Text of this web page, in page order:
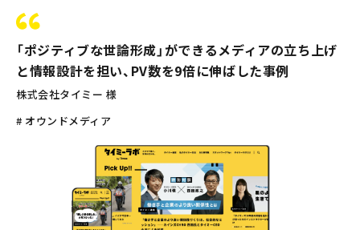
「ポジティブな世論形成」ができるメディアの立ち上げ
と情報設計を担い、PV数を9倍に伸ばした事例
株式会社タイミー 様
# オウンドメディア